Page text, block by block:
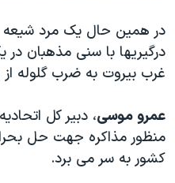
چهل سال گروگان‌گیری
قانون شفافیت دارائی کادر
اسرائیل در جنگ
نرگس محمدی برنده جایزه نوبل
در همين حال يک مرد شيعه
درگيريها با سنی مذهبان
غرب بيروت به ضرب گلوله از
عمرو موسی، دبير کل
منظور مذاکره جهت حل
کشور به سر می برد.